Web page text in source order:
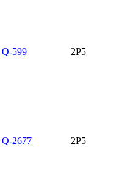
Q-599 2P5
Q-2677 2P5